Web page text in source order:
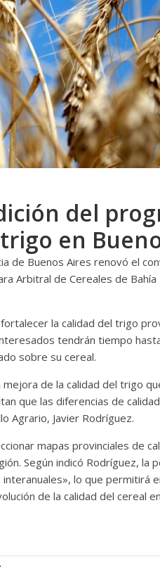
del
en
de Buenos Aires renovó el
Arbitral de Cereales de Bahía
la calidad del trigo
tendrán tiempo
sobre su cereal.
de la calidad del trigo
que las diferencias de
Agrario, Javier Rodríguez.
mapas provinciales de
Según indicó Rodríguez, la
lo que permitirá
de la calidad del cereal